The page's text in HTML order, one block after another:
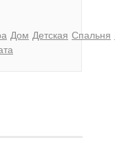
Дом Детская Спальня